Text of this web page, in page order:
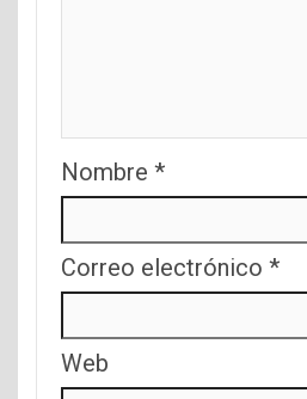
Nombre *
Correo electrónico *
Web